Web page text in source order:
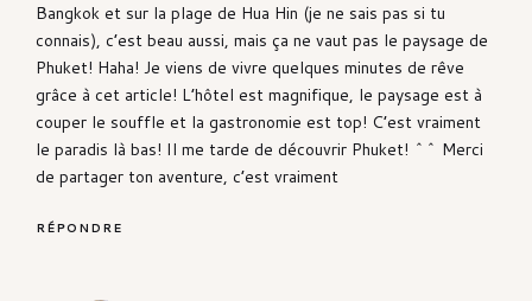
Bangkok et sur la plage de Hua Hin (je ne sais pas si tu
connais), c’est beau aussi, mais ça ne vaut pas le paysage de
Phuket! Haha! Je viens de vivre quelques minutes de rêve
grâce à cet article! L’hôtel est magnifique, le paysage est à
couper le souffle et la gastronomie est top! C’est vraiment
le paradis là bas! Il me tarde de découvrir Phuket! ^^ Merci
de partager ton aventure, c’est vraiment
RÉPONDRE